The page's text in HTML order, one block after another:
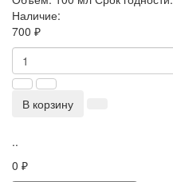
Наличие:
700 ₽
В корзину
..
0 ₽